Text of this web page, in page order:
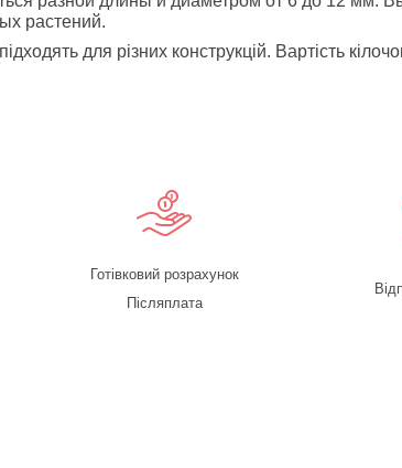
растений.
для різних конструкцій. Вартість
Готівковий розрахунок
Післяплата